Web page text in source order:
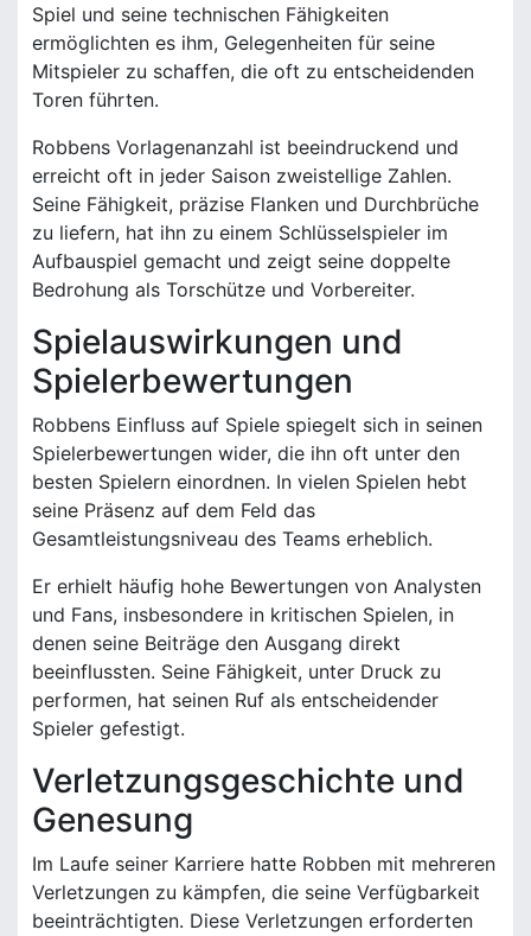
Spiel und seine technischen Fähigkeiten
ermöglichten es ihm, Gelegenheiten für seine
Mitspieler zu schaffen, die oft zu entscheidenden
Toren führten.
Robbens Vorlagenanzahl ist beeindruckend und
erreicht oft in jeder Saison zweistellige Zahlen.
Seine Fähigkeit, präzise Flanken und Durchbrüche
zu liefern, hat ihn zu einem Schlüsselspieler im
Aufbauspiel gemacht und zeigt seine doppelte
Bedrohung als Torschütze und Vorbereiter.
Spielauswirkungen und
Spielerbewertungen
Robbens Einfluss auf Spiele spiegelt sich in seinen
Spielerbewertungen wider, die ihn oft unter den
besten Spielern einordnen. In vielen Spielen hebt
seine Präsenz auf dem Feld das
Gesamtleistungsniveau des Teams erheblich.
Er erhielt häufig hohe Bewertungen von Analysten
und Fans, insbesondere in kritischen Spielen, in
denen seine Beiträge den Ausgang direkt
beeinflussten. Seine Fähigkeit, unter Druck zu
performen, hat seinen Ruf als entscheidender
Spieler gefestigt.
Verletzungsgeschichte und
Genesung
Im Laufe seiner Karriere hatte Robben mit mehreren
Verletzungen zu kämpfen, die seine Verfügbarkeit
beeinträchtigten. Diese Verletzungen erforderten